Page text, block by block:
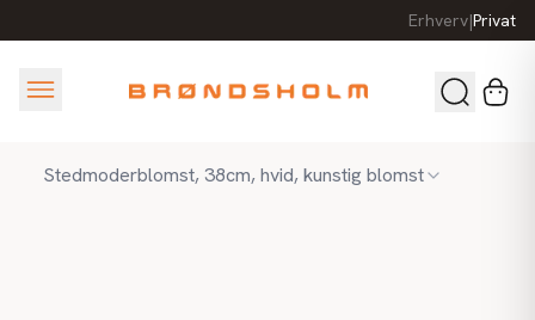
Erhverv|Privat
Stedmoderblomst, 38cm, hvid, kunstig blomst